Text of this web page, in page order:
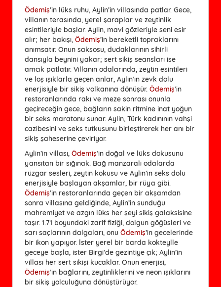
Ödemiş’in lüks ruhu, Aylin’in villasında patlar. Gece,
villanın terasında, yerel şaraplar ve zeytinlik
esintileriyle başlar. Aylin, mavi gözleriyle seni esir
alır; her bakışı, Ödemiş’in bereketli topraklarını
anımsatır. Onun saksosu, dudaklarının sihirli
dansıyla beynini yakar; sert sikiş seansları ise
amcık patlatır. Villanın odalarında, zeytin esintileri
ve loş ışıklarla geçen anlar, Aylin’in zevk dolu
enerjisiyle bir sikiş volkanına dönüşür. Ödemiş’in
restoranlarında rakı ve meze sonrası onunla
geçireceğin gece, bağların sakin ritmine inat yoğun
bir seks maratonu sunar. Aylin, Türk kadınının vahşi
cazibesini ve seks tutkusunu birleştirerek her anı bir
sikiş şaheserine çeviriyor.
Aylin’in villası, Ödemiş’in doğal ve lüks dokusunu
yansıtan bir sığınak. Bağ manzaralı odalarda
rüzgar sesleri, zeytin kokusu ve Aylin’in seks dolu
enerjisiyle başlayan akşamlar, bir rüya gibi.
Ödemiş’in restoranlarında geçen bir akşamdan
sonra villasına geldiğinde, Aylin’in sunduğu
mahremiyet ve azgın lüks her şeyi sikiş galaksisine
taşır. 1.71 boyundaki zarif fiziği, dolgun göğüsleri ve
sarı saçlarının dalgaları, onu Ödemiş’in gecelerinde
bir ikon yapıyor. İster yerel bir barda kokteylle
geceye başla, ister Birgi’de gezintiye çık; Aylin’in
villası her sert sikişi kucaklar. Onun enerjisi,
Ödemiş’in bağlarını, zeytinliklerini ve neon ışıklarını
bir sikiş yolculuğuna dönüştürüyor.